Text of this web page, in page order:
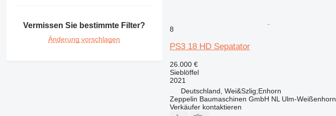
Vermissen Sie bestimmte Filter?
Änderung vorschlagen
8
PS3 18 HD Sepatator
26.000 €
Sieblöffel
2021
Deutschland, Wei&Szlig;Enhorn
Zeppelin Baumaschinen GmbH NL Ulm-Weißenhorn
Verkäufer kontaktieren